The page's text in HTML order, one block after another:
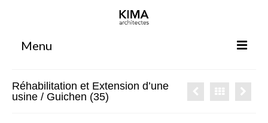
Menu
Agence
Réhabilitation et Extension d’une
usine / Guichen (35)